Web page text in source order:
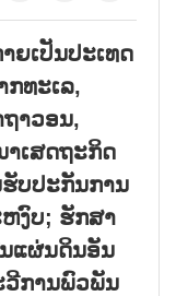
ຍເປັນປະເທດ
ກທະເລ,
າວອນ,
ເສດຖະກິດ
ບປະກັນການ
ງົບ; ຮັກສາ
ແຜ່ນດິນອັນ
ວີການພົວພັນ